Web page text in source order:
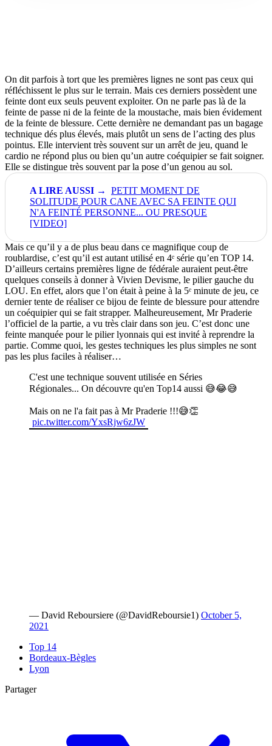
On dit parfois à tort que les premières lignes ne sont pas ceux qui
réfléchissent le plus sur le terrain. Mais ces derniers possèdent une
feinte dont eux seuls peuvent exploiter. On ne parle pas là de la
feinte de passe ni de la feinte de la moustache, mais bien évidement
de la feinte de blessure. Cette dernière ne demandant pas un bagage
technique dés plus élevés, mais plutôt un sens de l’acting des plus
pointus. Elle intervient très souvent sur un arrêt de jeu, quand le
cardio ne répond plus ou bien qu’un autre coéquipier se fait soigner.
Elle se distingue très souvent par la pose d’un genou au sol.
PETIT MOMENT DE
SOLITUDE POUR CANE AVEC SA FEINTE QUI
N'A FEINTÉ PERSONNE... OU PRESQUE
[VIDEO]
Mais ce qu’il y a de plus beau dans ce magnifique coup de
roublardise, c’est qu’il est autant utilisé en 4ᵉ série qu’en TOP 14.
D’ailleurs certains premières ligne de fédérale auraient peut-être
quelques conseils à donner à Vivien Devisme, le pilier gauche du
LOU. En effet, alors que l’on était à peine à la 5ᵉ minute de jeu, ce
dernier tente de réaliser ce bijou de feinte de blessure pour attendre
un coéquipier qui se fait strapper. Malheureusement, Mr Praderie
l’officiel de la partie, a vu très clair dans son jeu. C’est donc une
feinte manquée pour le pilier lyonnais qui est invité à reprendre la
partie. Comme quoi, les gestes techniques les plus simples ne sont
pas les plus faciles à réaliser…
C'est une technique souvent utilisée en Séries
Régionales... On découvre qu'en Top14 aussi 😅😂😅
Mais on ne l'a fait pas à Mr Praderie !!!😅👏
pic.twitter.com/YxsRjw6zJW
— David Reboursiere (@DavidReboursie1) October 5,
2021
Top 14
Bordeaux-Bègles
Lyon
Partager